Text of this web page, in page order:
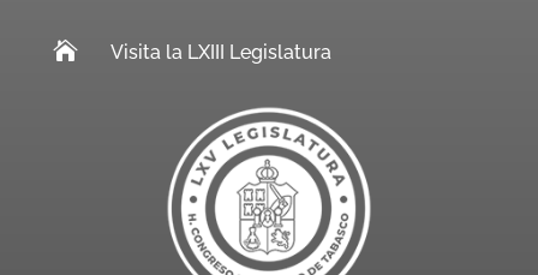
 Visita la LXIII Legislatura